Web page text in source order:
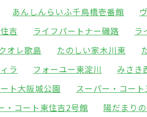
あんしんらいふ千鳥橋壱番館
吉 ライフパートナー磯路 ラ
クオレ歌島 たのしい家木川東
ラ フォーユー東淀川 みさき
ト大阪城公園 スーパー・コート
・コート東住吉2号館 陽だまり